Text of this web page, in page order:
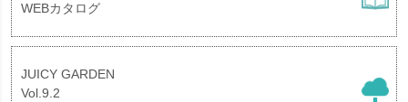
WEBカタログ
JUICY GARDEN
Vol.9.2